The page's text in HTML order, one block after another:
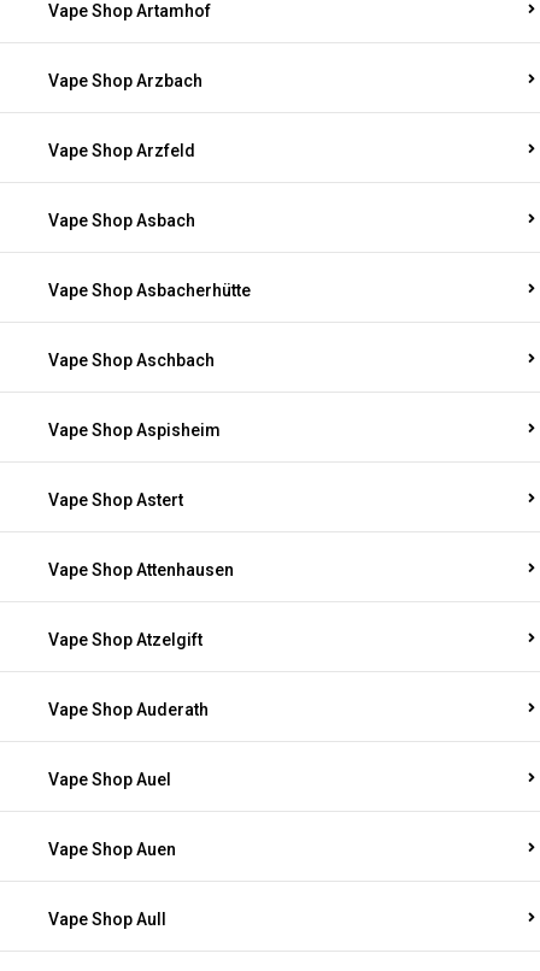
Vape Shop Artamhof
Vape Shop Arzbach
Vape Shop Arzfeld
Vape Shop Asbach
Vape Shop Asbacherhütte
Vape Shop Aschbach
Vape Shop Aspisheim
Vape Shop Astert
Vape Shop Attenhausen
Vape Shop Atzelgift
Vape Shop Auderath
Vape Shop Auel
Vape Shop Auen
Vape Shop Aull